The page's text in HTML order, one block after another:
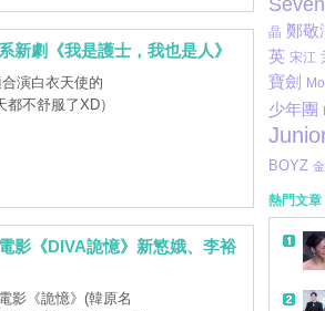
新劇《我是護士，我也是人》
演白衣天使的
不舒服了XD）
影《DIVA詭憶》新慜娥、李裕
影《詭憶》(韓原名
晶 鄭敬
英 宋江
寶劍
少年團
BOYZ
熱門文章